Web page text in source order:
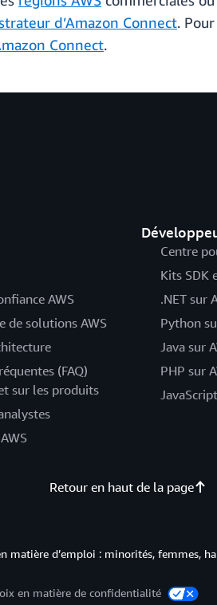
d’Amazon Connect.
Connect.
AWS
de solutions AWS
(FAQ)
sur les produits
Centre
Kits SDK
.NET sur
Python
Java sur
PHP sur
Retour en haut de la page
matière d’emploi : minorités, femmes,
en matière de confidentialité